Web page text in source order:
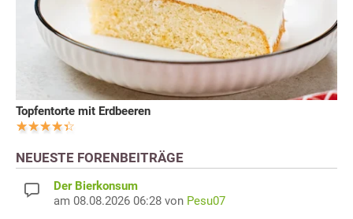
Topfentorte mit Erdbeeren
NEUESTE FORENBEITRÄGE
Der Bierkonsum
am 08.08.2026 06:28 von Pesu07